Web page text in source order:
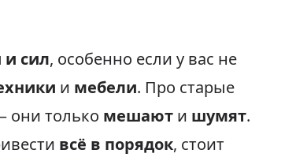
и сил, особенно если у вас не
и мебели. Про старые
они только мешают и шумят.
всё в порядок, стоит